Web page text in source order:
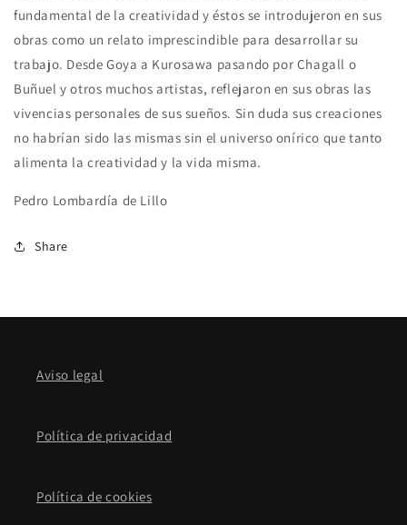
fundamental de la creatividad y éstos se introdujeron en sus
obras como un relato imprescindible para desarrollar su
trabajo. Desde Goya a Kurosawa pasando por Chagall o
Buñuel y otros muchos artistas, reflejaron en sus obras las
vivencias personales de sus sueños. Sin duda sus creaciones
no habrían sido las mismas sin el universo onírico que tanto
alimenta la creatividad y la vida misma.
Pedro Lombardía de Lillo
Share
Aviso legal
Política de privacidad
Política de cookies